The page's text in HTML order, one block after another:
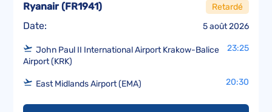
Date: 5 août 2026
Ryanair(FR1941) Retardé
John Paul II International Airport Krakow-Balice
Airport (KRK)
23:25
East Midlands Airport (EMA) 20:30